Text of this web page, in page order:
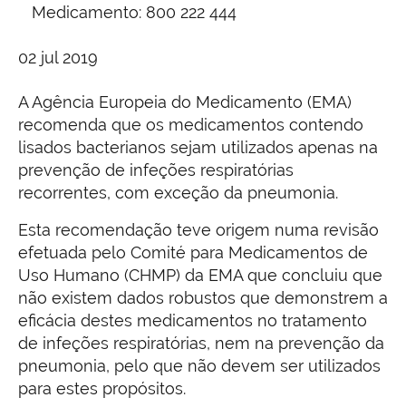
Medicamento: 800 222 444
02 jul 2019
A Agência Europeia do Medicamento (EMA)
recomenda que os medicamentos contendo
lisados bacterianos sejam utilizados apenas na
prevenção de infeções respiratórias
recorrentes, com exceção da pneumonia.
Esta recomendação teve origem numa revisão
efetuada pelo Comité para Medicamentos de
Uso Humano (CHMP) da EMA que concluiu que
não existem dados robustos que demonstrem a
eficácia destes medicamentos no tratamento
de infeções respiratórias, nem na prevenção da
pneumonia, pelo que não devem ser utilizados
para estes propósitos.